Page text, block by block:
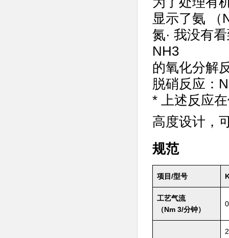
显示了氨 （
氮· 我没有
NH3
的氧化分解
脱硝反应：
* 上述反应
高度设计，
规范
项目/型号
工艺气流
（Nm 3/分钟）